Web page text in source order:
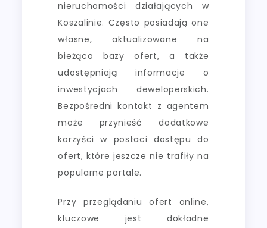
nieruchomości działających w
Koszalinie. Często posiadają one
własne, aktualizowane na
bieżąco bazy ofert, a także
udostępniają informacje o
inwestycjach deweloperskich.
Bezpośredni kontakt z agentem
może przynieść dodatkowe
korzyści w postaci dostępu do
ofert, które jeszcze nie trafiły na
popularne portale.
Przy przeglądaniu ofert online,
kluczowe jest dokładne